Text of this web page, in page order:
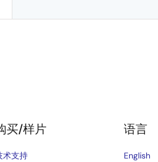
买/样片
术支持
语言
English